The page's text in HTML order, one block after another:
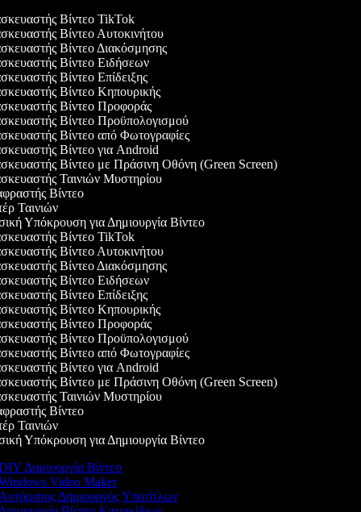
Βίντεο TikTok
Βίντεο Αυτοκινήτου
Βίντεο Διακόσμησης
Βίντεο Ειδήσεων
Βίντεο Επίδειξης
Βίντεο Κηπουρικής
Βίντεο Προφοράς
Βίντεο Προϋπολογισμού
Βίντεο από Φωτογραφίες
Βίντεο για Android
Βίντεο με Πράσινη Οθόνη (Green Screen)
Ταινιών Μυστηρίου
Βίντεο
Ταινιών
Υπόκρουση για Δημιουργία Βίντεο
Βίντεο TikTok
Βίντεο Αυτοκινήτου
Βίντεο Διακόσμησης
Βίντεο Ειδήσεων
Βίντεο Επίδειξης
Βίντεο Κηπουρικής
Βίντεο Προφοράς
Βίντεο Προϋπολογισμού
Βίντεο από Φωτογραφίες
Βίντεο για Android
Βίντεο με Πράσινη Οθόνη (Green Screen)
Ταινιών Μυστηρίου
Βίντεο
Ταινιών
Υπόκρουση για Δημιουργία Βίντεο
Δημιουργία Βίντεο
Video Maker
Δημιουργός Υποτίτλων